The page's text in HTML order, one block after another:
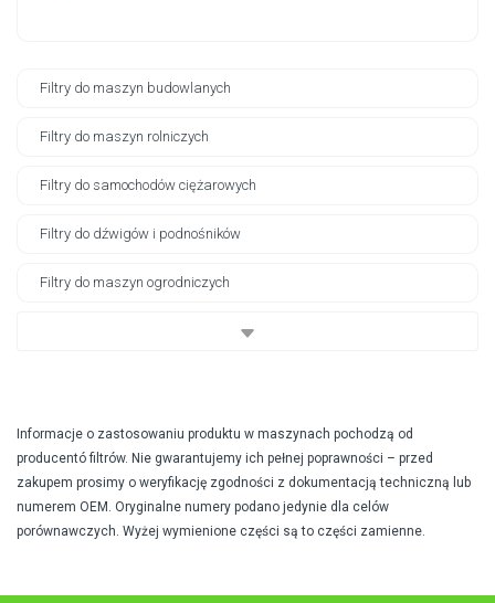
Filtry do maszyn budowlanych
Filtry do maszyn rolniczych
Filtry do samochodów ciężarowych
Filtry do dźwigów i podnośników
Filtry do maszyn ogrodniczych
Informacje o zastosowaniu produktu w maszynach pochodzą od
producentó filtrów. Nie gwarantujemy ich pełnej poprawności – przed
zakupem prosimy o weryfikację zgodności z dokumentacją techniczną lub
numerem OEM. Oryginalne numery podano jedynie dla celów
porównawczych. Wyżej wymienione części są to części zamienne.